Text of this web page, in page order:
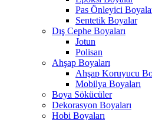
Pas Önleyici
Sentetik Boyalar
Dış Cephe Boyaları
Jotun
Polisan
Ahşap Boyaları
Ahşap Koruyucu
Mobilya Boyaları
Boya Sökücüler
Dekorasyon Boyaları
Hobi Boyaları